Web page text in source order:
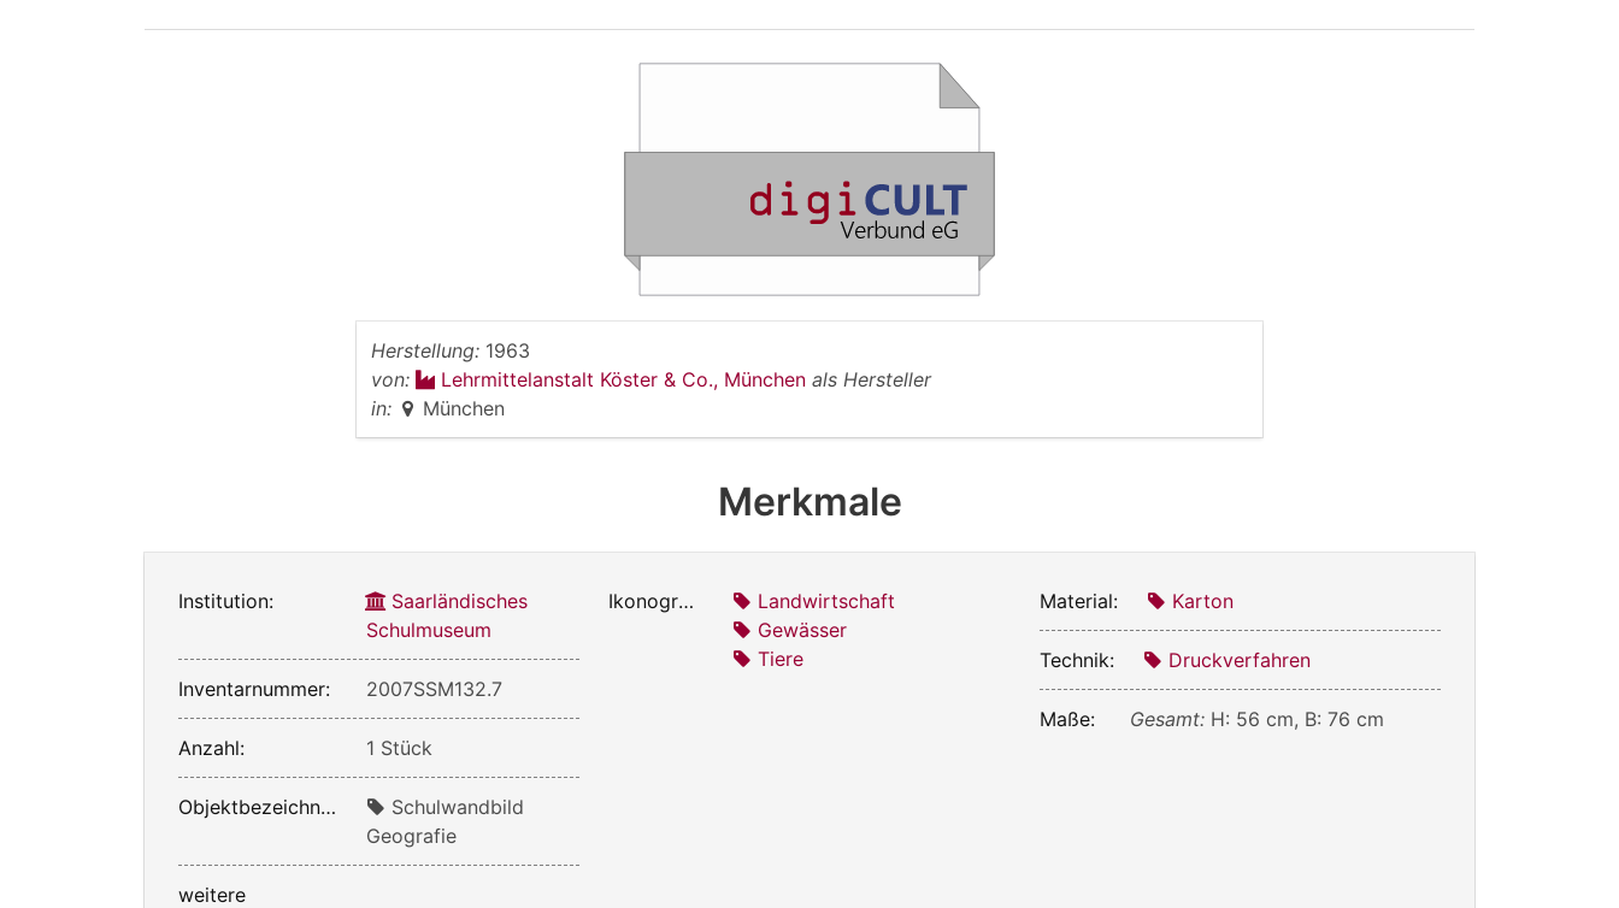
Herstellung: 1963
von:
Lehrmittelanstalt Köster & Co., München als Hersteller
in:
München
Merkmale
Institution:
Saarländisches
Schulmuseum
Inventarnummer: 2007SSM132.7
Anzahl: 1 Stück
Objektbezeichnung:
Schulwandbild
Geografie
weitere
Ikonografie:
Landwirtschaft
Gewässer
Tiere
Material: Karton
Technik: Druckverfahren
Maße: Gesamt: H: 56 cm, B: 76 cm